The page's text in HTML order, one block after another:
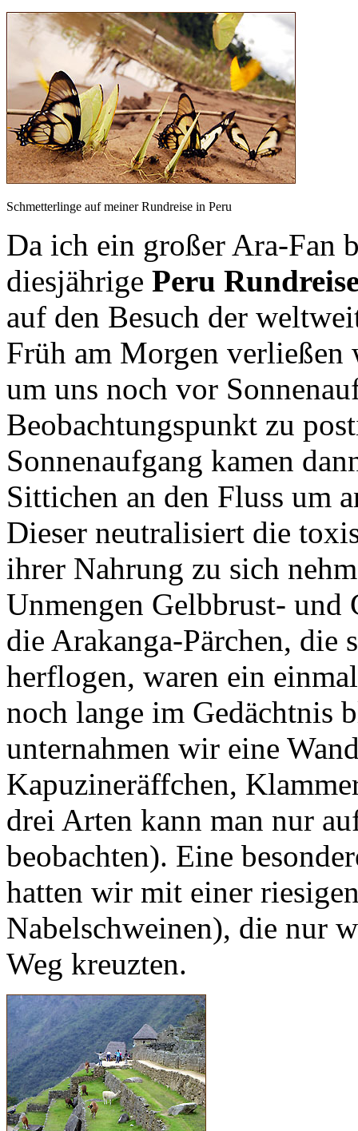
Schmetterlinge auf meiner Rundreise in Peru
Da ich ein großer Ara-Fan
diesjährige Peru
auf den Besuch der
Früh am Morgen verließen
um uns noch vor
Beobachtungspunkt zu
Sonnenaufgang kamen
Sittichen an den Fluss um
Dieser neutralisiert die
ihrer Nahrung zu sich
Unmengen Gelbbrust-
die Arakanga-Pärchen, die
herflogen, waren ein
noch lange im Gedächtnis
unternahmen wir eine
Kapuzineräffchen,
drei Arten kann man nur
beobachten). Eine
hatten wir mit einer
Nabelschweinen), die nur
Weg kreuzten.